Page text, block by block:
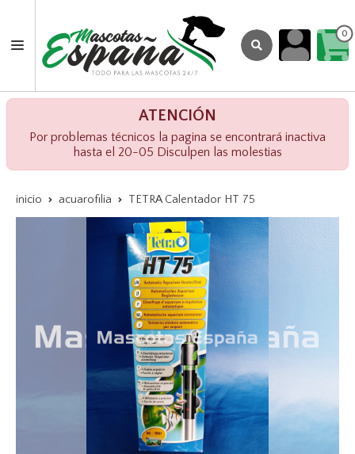
0
ATENCIÓN
Por problemas técnicos la pagina se encontrará inactiva
hasta el 20-05 Disculpen las molestias
inicio acuarofilia TETRA Calentador HT 75